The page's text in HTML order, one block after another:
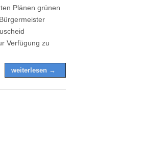
Plänen grünen
Verfügung zu
weiterlesen →